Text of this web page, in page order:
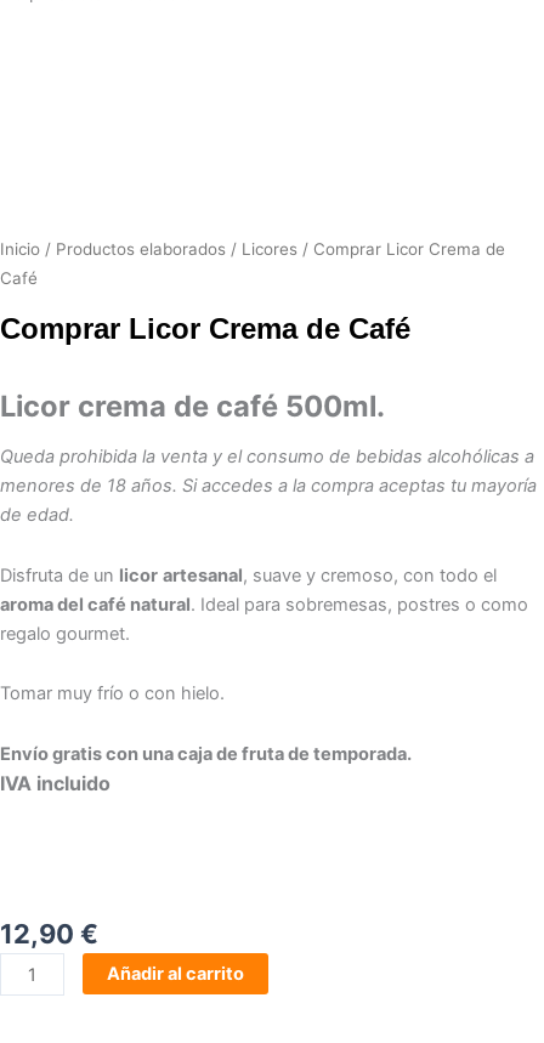
Inicio / Productos elaborados / Licores / Comprar Licor Crema de
Café
Comprar Licor Crema de Café
Licor crema de café 500ml.
Queda prohibida la venta y el consumo de bebidas alcohólicas a
menores de 18 años. Si accedes a la compra aceptas tu mayoría
de edad.
Disfruta de un licor artesanal, suave y cremoso, con todo el
aroma del café natural. Ideal para sobremesas, postres o como
regalo gourmet.
Tomar muy frío o con hielo.
Envío gratis con una caja de fruta de temporada.
IVA incluido
12,90 €
Comprar
Licor
Añadir al carrito